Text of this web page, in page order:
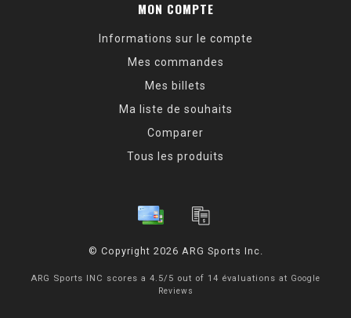
MON COMPTE
Informations sur le compte
Mes commandes
Mes billets
Ma liste de souhaits
Comparer
Tous les produits
© Copyright 2026 ARG Sports Inc.
ARG Sports INC scores a 4.5/ 5 out of 14 évaluations at Google
Reviews